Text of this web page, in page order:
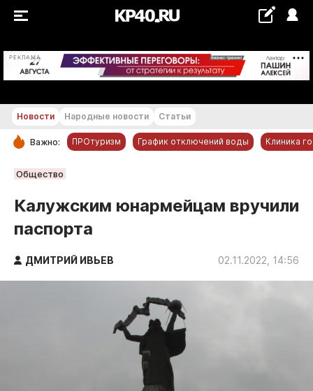
РЕКЛАМА +22...+23 °С
РУБРИКИ
Новости компаний
Статьи
Народные новости
Авто и транспорт
Благоустройство
Недвижимость и ЖКХ
Новости Народные новости Статьи
Важно: ПРОтуризм График отключений воды Клиника
Общество
Калужским юнармейцам вручили
паспорта
ДМИТРИЙ ИВЬЕВ 02.11.2022, 14:56